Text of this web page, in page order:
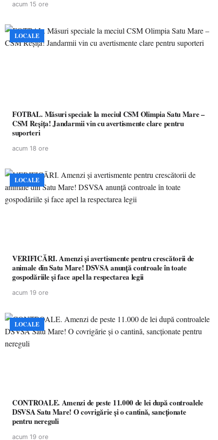
acum 15 ore
LOCALE
FOTBAL. Măsuri speciale la meciul CSM Olimpia Satu Mare –
CSM Reșița! Jandarmii vin cu avertismente clare pentru
suporteri
acum 18 ore
LOCALE
VERIFICĂRI. Amenzi și avertismente pentru crescătorii de
animale din Satu Mare! DSVSA anunță controale în toate
gospodăriile și face apel la respectarea legii
acum 19 ore
LOCALE
CONTROALE. Amenzi de peste 11.000 de lei după controalele
DSVSA Satu Mare! O covrigărie și o cantină, sancționate
pentru nereguli
acum 19 ore